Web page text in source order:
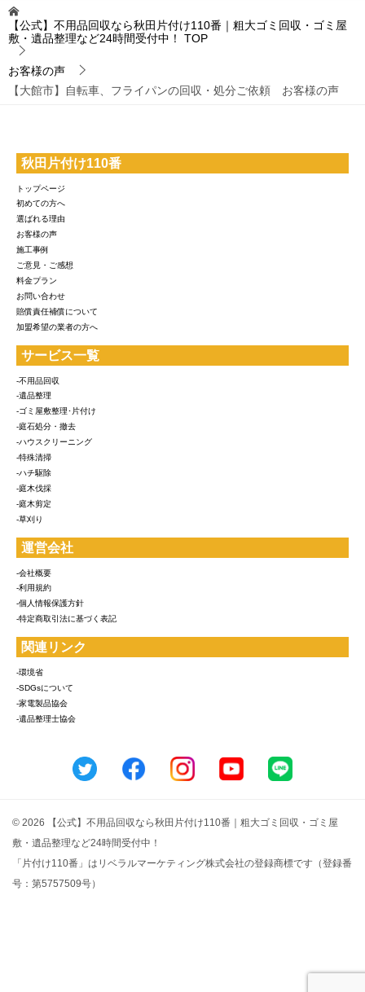
【公式】不用品回収なら秋田片付け110番｜粗大ゴミ回収・ゴミ屋
敷・遺品整理など24時間受付中！
TOP
お客様の声
【大館市】自転車、フライパンの回収・処分ご依頼 お客様の声
秋田片付け110番
トップページ
初めての方へ
選ばれる理由
お客様の声
施工事例
ご意見・ご感想
料金プラン
お問い合わせ
賠償責任補償について
加盟希望の業者の方へ
サービス一覧
-不用品回収
-遺品整理
-ゴミ屋敷整理･片付け
-庭石処分・撤去
-ハウスクリーニング
-特殊清掃
-ハチ駆除
-庭木伐採
-庭木剪定
-草刈り
運営会社
-会社概要
-利用規約
-個人情報保護方針
-特定商取引法に基づく表記
関連リンク
-環境省
-SDGsについて
-家電製品協会
-遺品整理士協会
© 2026 【公式】不用品回収なら秋田片付け110番｜粗大ゴミ回収・ゴミ屋
敷・遺品整理など24時間受付中！
「片付け110番」はリベラルマーケティング株式会社の登録商標です（登録番
号：第5757509号）